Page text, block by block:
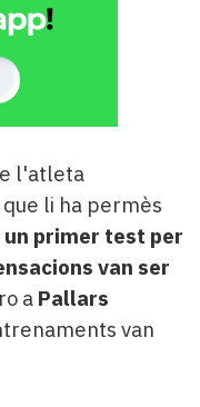
l'atleta
li ha permès
primer test per
van ser
a Pallars
van